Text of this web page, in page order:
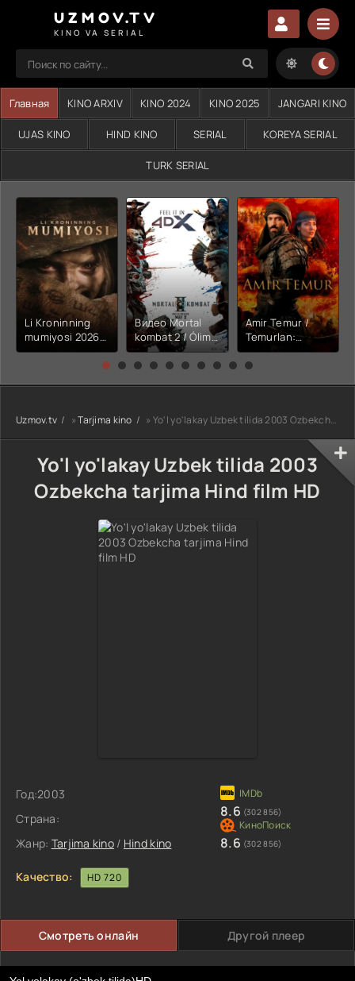
UZMOV.TV
KINO VA SERIAL
Главная KINO ARXIV KINO 2024 KINO 2025 JANGARI KINO
UJAS KINO HIND KINO SERIAL KOREYA SERIAL
TURK SERIAL
Li Kroninning
mumiyosi 2026
(uzbek tilida
kino) tarjima HD
Видео Mortal
kombat 2 / Ólim
jangi 2 (2026)
Uzbek tilida
Amir Temur /
Temurlan:
Fathchining
yuksalishi
tarjima kino Full
HD tas-ix
Uzmov.tv »Tarjima kino » Yo'l yo'lakay Uzbek tilida 2003 Ozbekcha tarjima Hind film HD
Yo'l yo'lakay Uzbek tilida 2003
Ozbekcha tarjima Hind film HD
Год:2003
Страна:
Жанр: Tarjima kino / Hind kino
8.6 (302 856)
8.6 (302 856)
Качество: HD 720
Смотреть онлайн Другой плеер